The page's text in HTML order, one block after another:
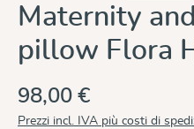
Valutazione media di 0 su 5 stelle
Maternity
pillow Flora
98,00 €
Prezzi incl. IVA più costi di